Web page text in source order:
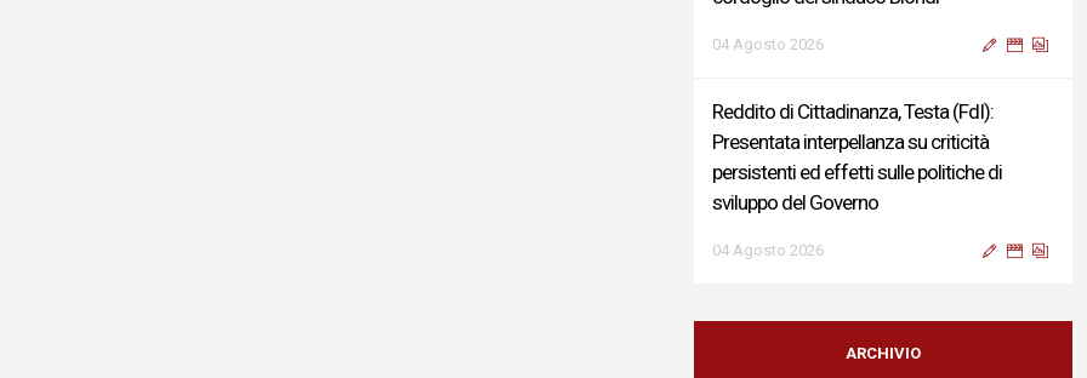
04 Agosto 2026
Reddito di Cittadinanza, Testa (FdI):
Presentata interpellanza su criticità
persistenti ed effetti sulle politiche di
sviluppo del Governo
04 Agosto 2026
Sigismondi, Liris e Testa: “Profondo
cordoglio e vicinanza al Ministro Roccella e
ARCHIVIO